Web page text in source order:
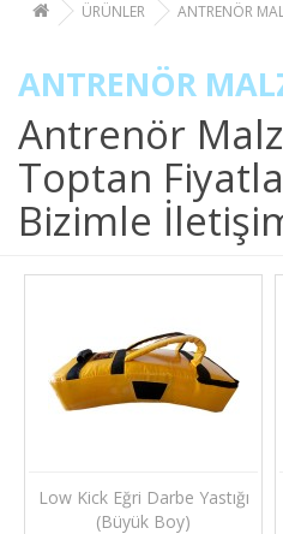
ÜRÜNLER ANTRENÖR
ANTRENÖR
Antrenör
Toptan
Bizimle
Low Kick Eğri Darbe Yastığı
(Büyük Boy)